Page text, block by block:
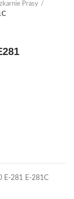
Prasy
E-281 E-281C